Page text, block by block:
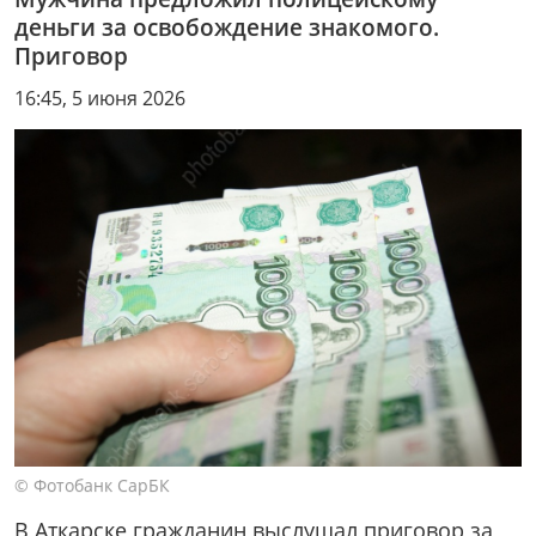
деньги за освобождение знакомого.
Приговор
16:45, 5 июня 2026
© Фотобанк СарБК
В Аткарске гражданин выслушал приговор за